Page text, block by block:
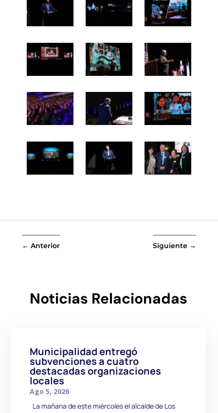
← Anterior Siguiente →
Noticias Relacionadas
Municipalidad entregó
subvenciones a cuatro
destacadas organizaciones
locales
Ago 5, 2026
La mañana de este miércoles el alcalde de Los